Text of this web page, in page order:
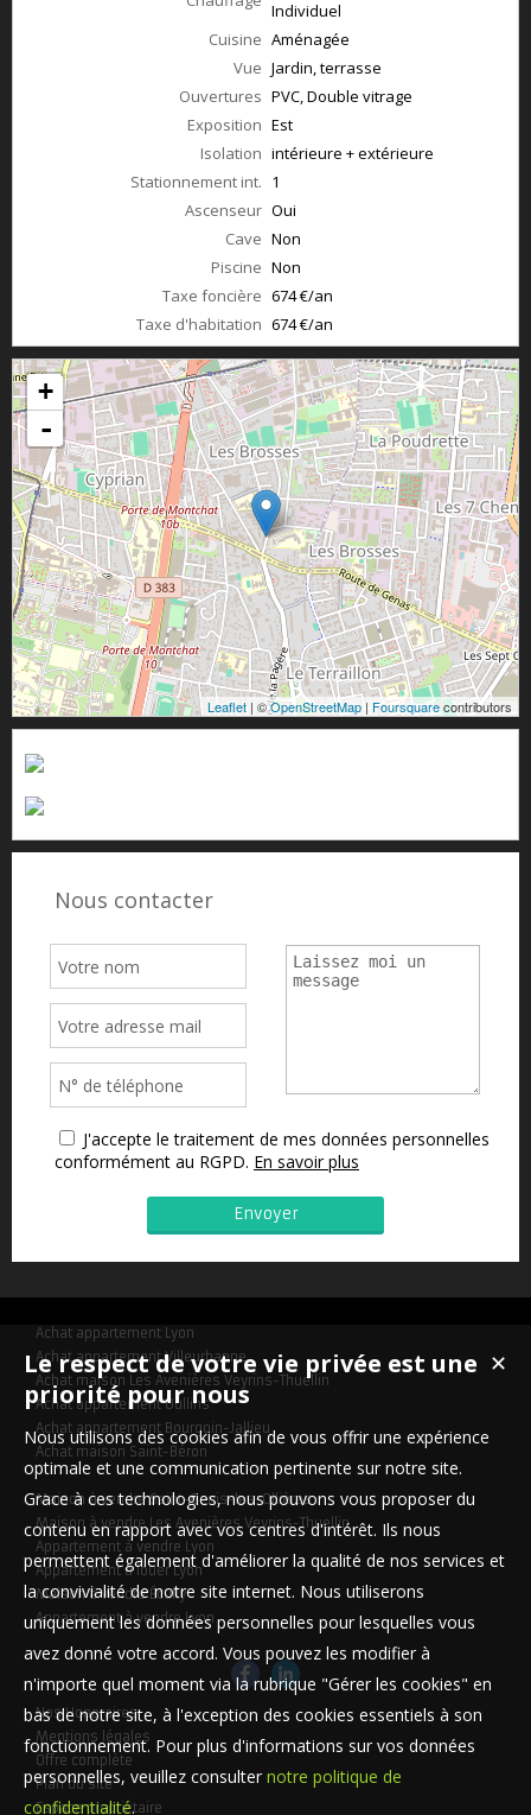
Individuel
Cuisine Aménagée
Vue Jardin, terrasse
Ouvertures PVC, Double vitrage
Exposition Est
Isolation intérieure + extérieure
Stationnement int. 1
Ascenseur Oui
Cave Non
Piscine Non
Taxe foncière 674 €/an
Taxe d'habitation 674 €/an
+
-
Leaflet | ©OpenStreetMap | Foursquarecontributors
Nous contacter
J'accepte le traitement de mes données personnelles
conformément au RGPD. En savoir plus
Achat appartement Lyon
Achat appartement Villeurbanne
Achat maison Les Avenières Veyrins-Thuellin
Achat appartement Oullins
Achat appartement Bourgoin-Jallieu
Achat maison Saint-Béron
Maison à vendre Saint-Genis-les-Ollières
Maison à vendre Les Avenières Veyrins-Thuellin
Appartement à vendre Lyon
Appartement à louer Lyon
Maison à vendre Écully
Appartement à vendre Lyon
Nos Honoraires
Mentions légales
Offre complète
Plan du site
Espace propriétaire
✕
Le respect de votre vie privée est une
priorité pour nous
Nous utilisons des cookies afin de vous offrir une expérience
optimale et une communication pertinente sur notre site.
Grace à ces technologies, nous pouvons vous proposer du
contenu en rapport avec vos centres d'intérêt. Ils nous
permettent également d'améliorer la qualité de nos services et
la convivialité de notre site internet. Nous utiliserons
uniquement les données personnelles pour lesquelles vous
avez donné votre accord. Vous pouvez les modifier à
n'importe quel moment via la rubrique "Gérer les cookies" en
bas de notre site, à l'exception des cookies essentiels à son
fonctionnement. Pour plus d'informations sur vos données
personnelles, veuillez consulter notre politique de
confidentialité.